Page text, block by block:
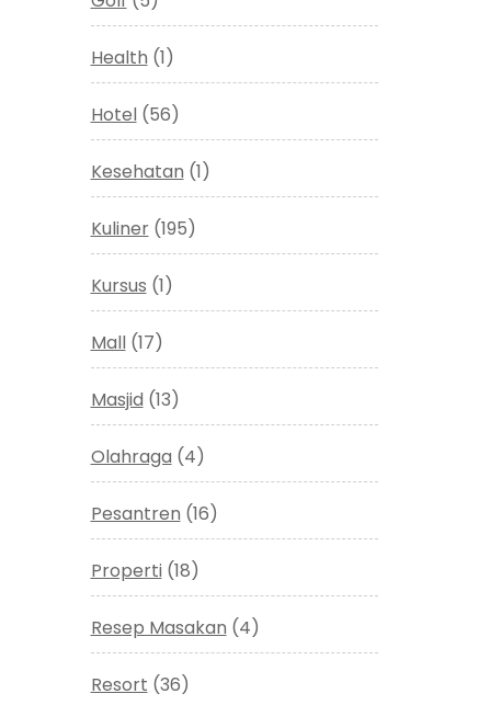
Health (1)
Hotel(56)
Kesehatan (1)
Kuliner(195)
Kursus (1)
Mall(17)
Masjid (13)
Olahraga (4)
Pesantren (16)
Properti(18)
Resep Masakan (4)
Resort (36)